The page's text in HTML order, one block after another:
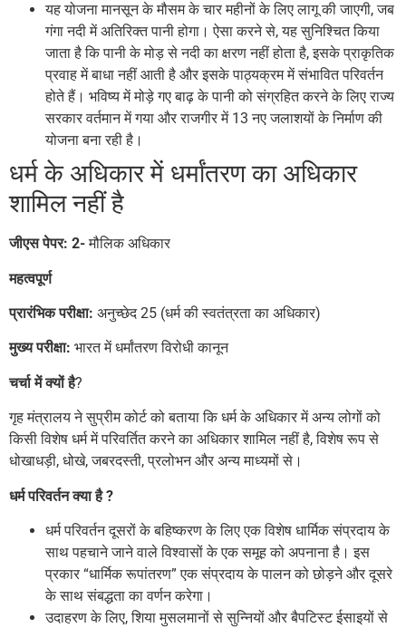
यह योजना मानसून के मौसम के चार महीनों के लिए लागू की जाएगी, जब
गंगा नदी में अतिरिक्त पानी होगा। ऐसा करने से, यह सुनिश्चित किया
जाता है कि पानी के मोड़ से नदी का क्षरण नहीं होता है, इसके प्राकृतिक
प्रवाह में बाधा नहीं आती है और इसके पाठ्यक्रम में संभावित परिवर्तन
होते हैं। भविष्य में मोड़े गए बाढ़ के पानी को संग्रहित करने के लिए राज्य
सरकार वर्तमान में गया और राजगीर में 13 नए जलाशयों के निर्माण की
योजना बना रही है।
धर्म के अधिकार में धर्मांतरण का अधिकार
शामिल नहीं है
जीएस पेपर: 2-मौलिक अधिकार
महत्वपूर्ण
प्रारंभिक परीक्षा: अनुच्छेद 25 (धर्म की स्वतंत्रता का अधिकार)
मुख्य परीक्षा: भारत में धर्मांतरण विरोधी कानून
चर्चा में क्यों है?
गृह मंत्रालय ने सुप्रीम कोर्ट को बताया कि धर्म के अधिकार में अन्य लोगों को
किसी विशेष धर्म में परिवर्तित करने का अधिकार शामिल नहीं है, विशेष रूप से
धोखाधड़ी, धोखे, जबरदस्ती, प्रलोभन और अन्य माध्यमों से।
धर्म परिवर्तन क्या है ?
धर्म परिवर्तन दूसरों के बहिष्करण के लिए एक विशेष धार्मिक संप्रदाय के
साथ पहचाने जाने वाले विश्वासों के एक समूह को अपनाना है। इस
प्रकार “धार्मिक रूपांतरण” एक संप्रदाय के पालन को छोड़ने और दूसरे
के साथ संबद्धता का वर्णन करेगा।
उदाहरण के लिए, शिया मुसलमानों से सुन्नियों और बैपटिस्ट ईसाइयों से